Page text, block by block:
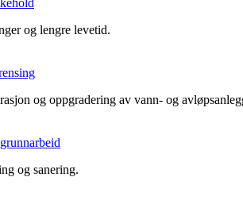
og lengre levetid.
og oppgradering av vann- og
og sanering.